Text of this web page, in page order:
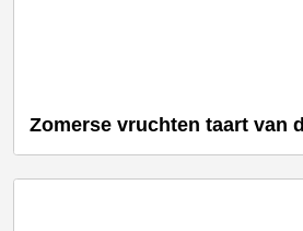
Zomerse vruchten taart van